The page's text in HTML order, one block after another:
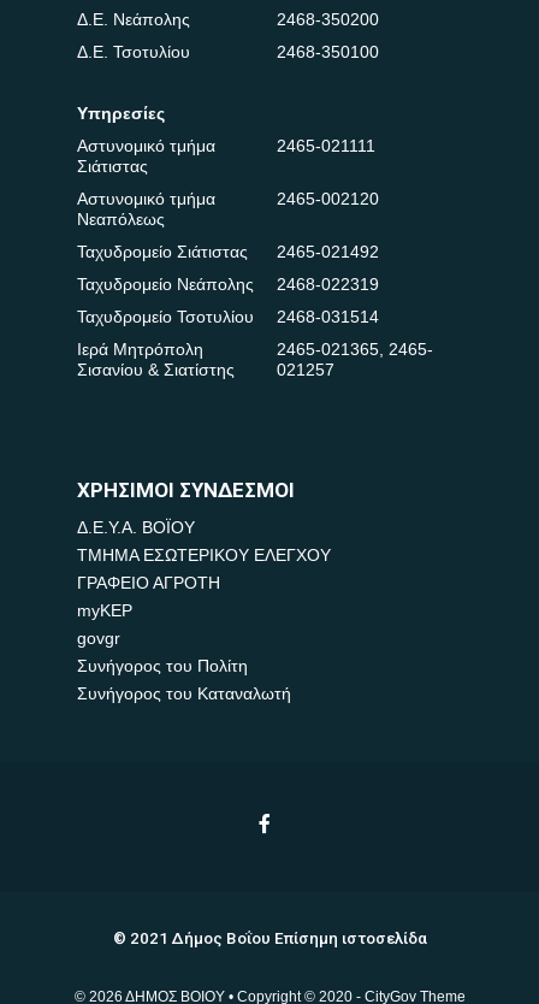
Δ.Ε. Νεάπολης
2468-350200
Δ.Ε. Τσοτυλίου
2468-350100
Υπηρεσίες
Αστυνομικό τμήμα
Σιάτιστας
2465-021111
Αστυνομικό τμήμα
Νεαπόλεως
2465-002120
Ταχυδρομείο Σιάτιστας
2465-021492
Ταχυδρομείο Νεάπολης
2468-022319
Ταχυδρομείο Τσοτυλίου
2468-031514
Ιερά Μητρόπολη
Σισανίου & Σιατίστης
2465-021365, 2465-
021257
ΧΡΗΣΙΜΟΙ ΣΥΝΔΕΣΜΟΙ
Δ.Ε.Υ.Α. ΒΟΪΟΥ
ΤΜΗΜΑ ΕΣΩΤΕΡΙΚΟΥ ΕΛΕΓΧΟΥ
ΓΡΑΦΕΙΟ ΑΓΡΟΤΗ
myKEP
govgr
Συνήγορος του Πολίτη
Συνήγορος του Καταναλωτή
© 2021 Δήμος Βοΐου Επίσημη ιστοσελίδα
© 2026 ΔΗΜΟΣ ΒΟΙΟΥ • Copyright © 2020 - CityGov Theme